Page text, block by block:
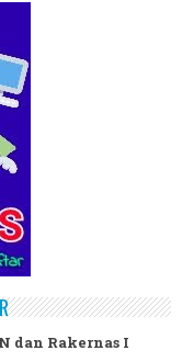
dan Rakernas I